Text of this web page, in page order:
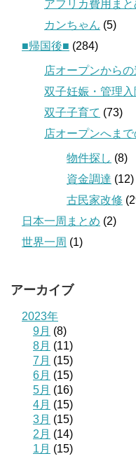
アフリカ費用まと
カンちゃん (5)
■帰国後■ (284)
店オープンからの
双子妊娠・管理入
双子子育て (73)
店オープンへまで
物件探し (8)
資金調達 (12)
古民家改修
日本一周まとめ (2)
世界一周 (1)
アーカイブ
2023年
9月 (8)
8月 (11)
7月 (15)
6月 (15)
5月 (16)
4月 (15)
3月 (15)
2月 (14)
1月 (15)